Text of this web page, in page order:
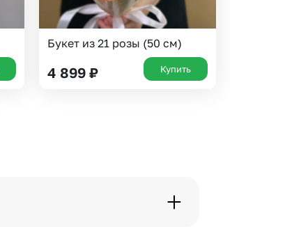
Букет из 21 розы (50 см)
4 899 ₽ Купить